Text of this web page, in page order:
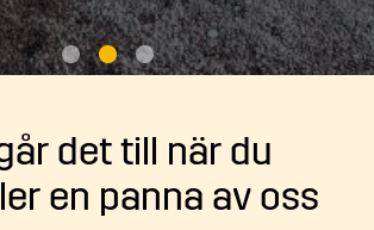
det till när du
en panna av oss